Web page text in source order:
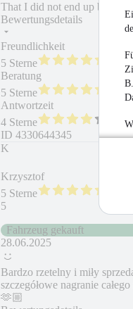
That I did not end up buying
Bewertungsdetails
Freundlichkeit
5 Sterne
Beratung
5 Sterne
Antwortzeit
4 Sterne
ID 4330644345
K
Krzysztof
5 Sterne
5
Fahrzeug gekauft
28.06.2025
Bardzo rzetelny i miły
szczegółowe nagranie
🫶🏼